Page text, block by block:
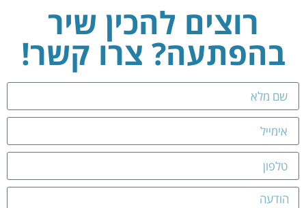
רוצים להכין שיר
בהפתעה? צרו קשר!